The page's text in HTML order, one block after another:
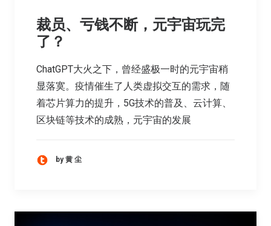
裁员、亏钱不断，元宇宙玩完
了？
ChatGPT大火之下，曾经盛极一时的元宇宙稍
显落寞。疫情催生了人类虚拟交互的需求，随
着芯片算力的提升，5G技术的普及、云计算、
区块链等技术的成熟，元宇宙的发展
by 黄 尘